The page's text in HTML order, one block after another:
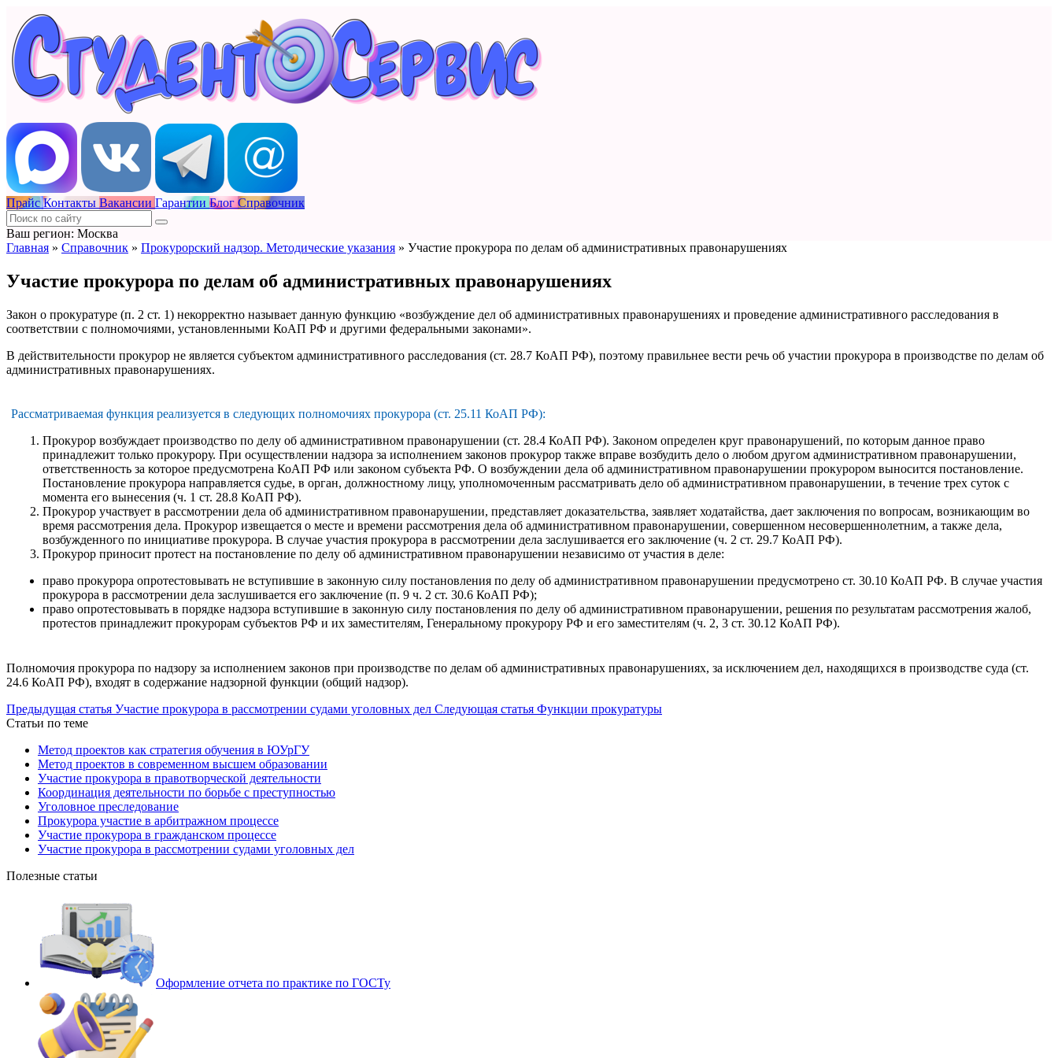
Прайс Контакты Вакансии Гарантии Блог Справочник
Ваш регион: Москва
Главная » Справочник » Прокурорский надзор. Методические указания » Участие прокурора по делам об административных правонарушениях
Участие прокурора по делам об административных правонарушениях
Закон о прокуратуре (п. 2 ст. 1) некорректно называет данную функцию «возбуждение дел об административных правонарушениях и проведение административного расследования в
соответствии с полномочиями, установленными КоАП РФ и другими федеральными законами».
В действительности прокурор не является субъектом административного расследования (ст. 28.7 КоАП РФ), поэтому правильнее вести речь об участии прокурора в производстве по делам об
административных правонарушениях.
Рассматриваемая функция реализуется в следующих полномочиях прокурора (ст. 25.11 КоАП РФ):
Прокурор возбуждает производство по делу об административном правонарушении (ст. 28.4 КоАП РФ). Законом определен круг правонарушений, по которым данное право
принадлежит только прокурору. При осуществлении надзора за исполнением законов прокурор также вправе возбудить дело о любом другом административном правонарушении,
ответственность за которое предусмотрена КоАП РФ или законом субъекта РФ. О возбуждении дела об административном правонарушении прокурором выносится постановление.
Постановление прокурора направляется судье, в орган, должностному лицу, уполномоченным рассматривать дело об административном правонарушении, в течение трех суток с
момента его вынесения (ч. 1 ст. 28.8 КоАП РФ).
Прокурор участвует в рассмотрении дела об административном правонарушении, представляет доказательства, заявляет ходатайства, дает заключения по вопросам, возникающим во
время рассмотрения дела. Прокурор извещается о месте и времени рассмотрения дела об административном правонарушении, совершенном несовершеннолетним, а также дела,
возбужденного по инициативе прокурора. В случае участия прокурора в рассмотрении дела заслушивается его заключение (ч. 2 ст. 29.7 КоАП РФ).
Прокурор приносит протест на постановление по делу об административном правонарушении независимо от участия в деле:
право прокурора опротестовывать не вступившие в законную силу постановления по делу об административном правонарушении предусмотрено ст. 30.10 КоАП РФ. В случае участия
прокурора в рассмотрении дела заслушивается его заключение (п. 9 ч. 2 ст. 30.6 КоАП РФ);
право опротестовывать в порядке надзора вступившие в законную силу постановления по делу об административном правонарушении, решения по результатам рассмотрения жалоб,
протестов принадлежит прокурорам субъектов РФ и их заместителям, Генеральному прокурору РФ и его заместителям (ч. 2, 3 ст. 30.12 КоАП РФ).
Полномочия прокурора по надзору за исполнением законов при производстве по делам об административных правонарушениях, за исключением дел, находящихся в производстве суда (ст.
24.6 КоАП РФ), входят в содержание надзорной функции (общий надзор).
Предыдущая статья Участие прокурора в рассмотрении судами уголовных дел Следующая статья Функции прокуратуры
Статьи по теме
Метод проектов как стратегия обучения в ЮУрГУ
Метод проектов в современном высшем образовании
Участие прокурора в правотворческой деятельности
Координация деятельности по борьбе с преступностью
Уголовное преследование
Прокурора участие в арбитражном процессе
Участие прокурора в гражданском процессе
Участие прокурора в рассмотрении судами уголовных дел
Полезные статьи
Оформление отчета по практике по ГОСТу